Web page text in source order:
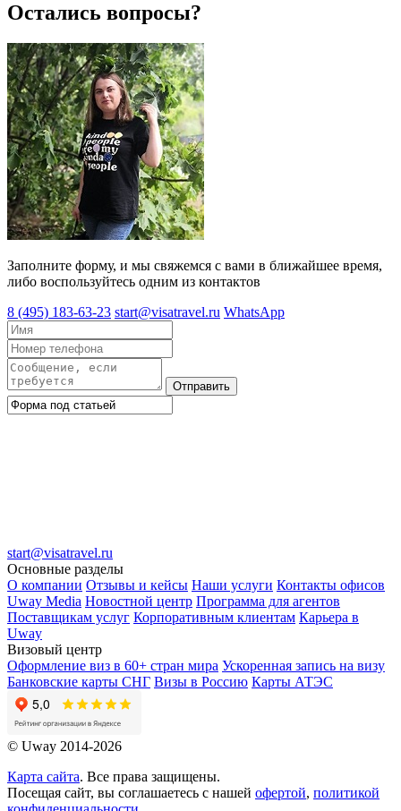
Остались вопросы?
Заполните форму, и мы свяжемся с вами в ближайшее время,
либо воспользуйтесь одним из контактов
8 (495) 183-63-23 start@visatravel.ru WhatsApp
Отправить
start@visatravel.ru
Основные разделы
О компании Отзывы и кейсы Наши услуги Контакты офисов
Uway Media Новостной центр Программа для агентов
Поставщикам услуг Корпоративным клиентам Карьера в
Uway
Визовый центр
Оформление виз в 60+ стран мира Ускоренная запись на визу
Банковские карты СНГ Визы в Россию Карты АТЭС
© Uway 2014-2026
Карта сайта. Все права защищены.
Посещая сайт, вы соглашаетесь с нашей офертой, политикой